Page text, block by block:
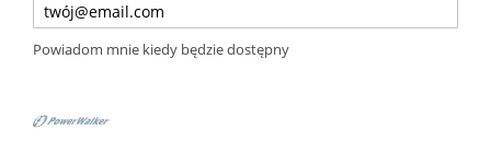
Powiadom mnie kiedy będzie dostępny